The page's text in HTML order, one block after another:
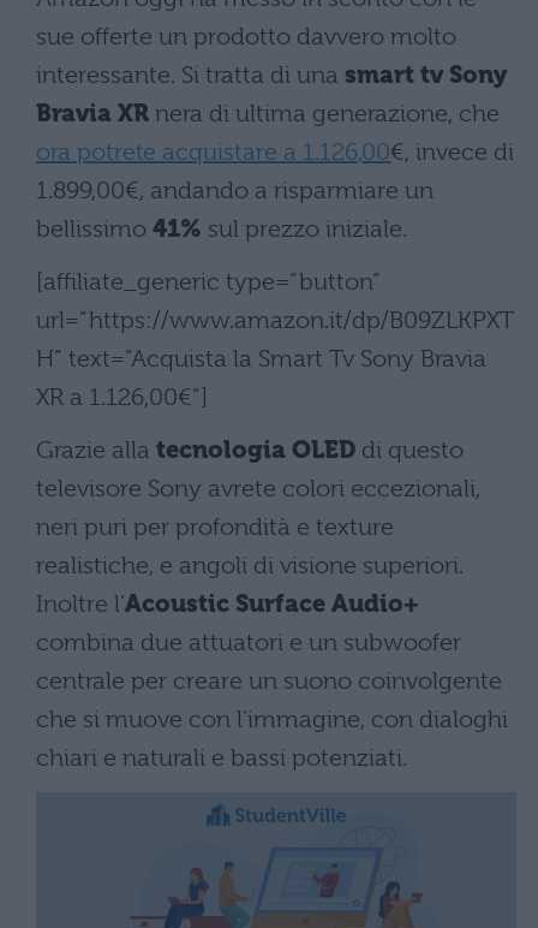
sue offerte un prodotto davvero molto
interessante. Si tratta di una smart tv Sony
Bravia XR nera di ultima generazione, che
ora potrete acquistare a 1.126,00€, invece di
1.899,00€, andando a risparmiare un
bellissimo 41% sul prezzo iniziale.
[affiliate_generic type=”button”
url=”https://www.amazon.it/dp/B09ZLKPXT
H” text=”Acquista la Smart Tv Sony Bravia
XR a 1.126,00€”]
Grazie alla tecnologia OLED di questo
televisore Sony avrete colori eccezionali,
neri puri per profondità e texture
realistiche, e angoli di visione superiori.
Inoltre l’Acoustic Surface Audio+
combina due attuatori e un subwoofer
centrale per creare un suono coinvolgente
che si muove con l’immagine, con dialoghi
chiari e naturali e bassi potenziati.